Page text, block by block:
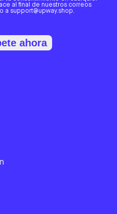
al final de nuestros correos
a support@upway.shop.
ahora